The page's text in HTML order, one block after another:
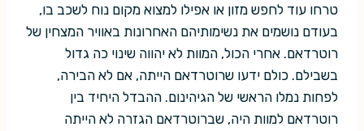
טרחו עוד לחפש מזון או אפילו למצוא מקום נוח לשכב בו,
בעודם נושמים את נשימותיהם האחרונות באוויר המצחין של
רוטרדאם. אחרי הכול, המוות לא יהווה שינוי כה גדול
בשבילם. כולם ידעו שרוטרדאם הייתה, אם לא הבירה,
לפחות נמלו הראשי של הגיהינום. ההבדל היחיד בין
רוטרדאם למוות היה, שברוטרדאם הגזרה לא הייתה